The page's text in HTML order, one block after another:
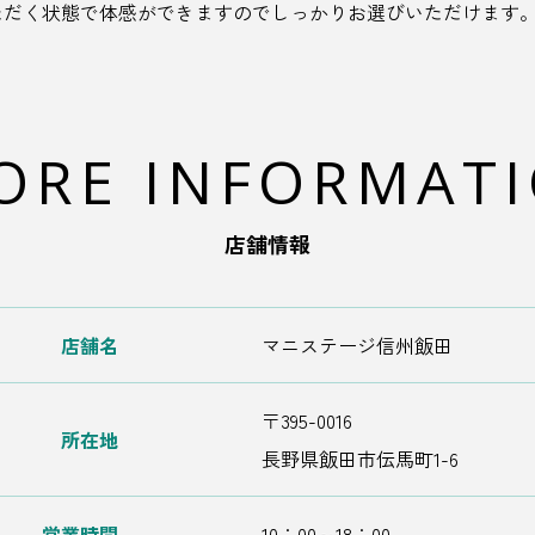
状態で体感ができますのでしっかりお選びいただけます。
店舗情報
店舗名 マニステージ信州飯田
所在地
〒395-0016
長野県飯田市伝馬町1-6